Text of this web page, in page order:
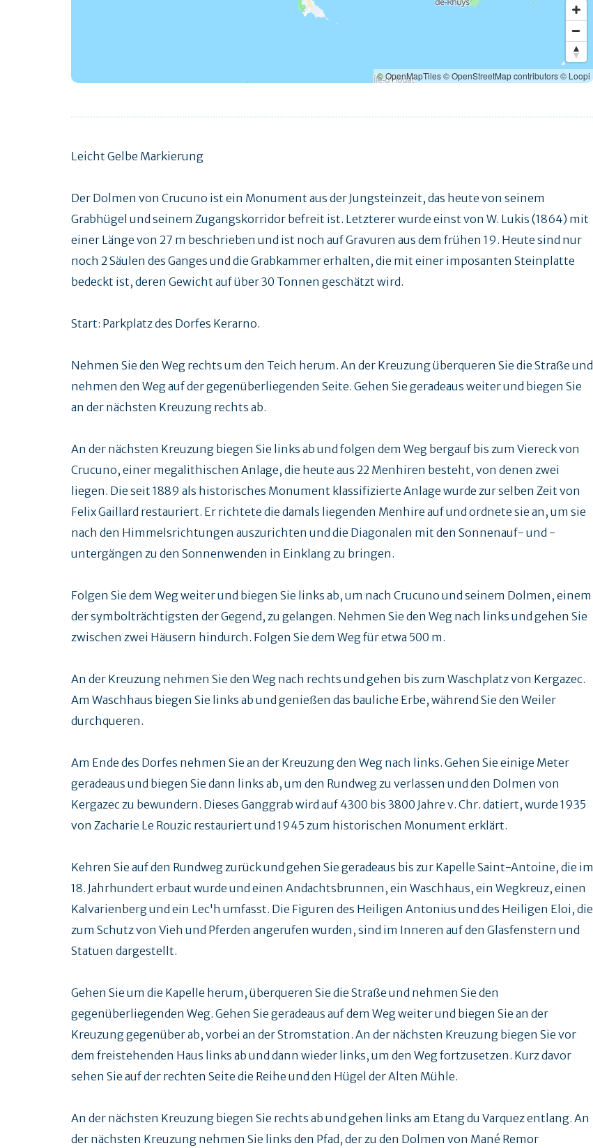
© OpenMapTiles© OpenStreetMap contributors© Loopi
Leicht Gelbe Markierung
Der Dolmen von Crucuno ist ein Monument aus der Jungsteinzeit, das heute von seinem
Grabhügel und seinem Zugangskorridor befreit ist. Letzterer wurde einst von W. Lukis (1864) mit
einer Länge von 27 m beschrieben und ist noch auf Gravuren aus dem frühen 19. Heute sind nur
noch 2 Säulen des Ganges und die Grabkammer erhalten, die mit einer imposanten Steinplatte
bedeckt ist, deren Gewicht auf über 30 Tonnen geschätzt wird.
Start: Parkplatz des Dorfes Kerarno.
Nehmen Sie den Weg rechts um den Teich herum. An der Kreuzung überqueren Sie die Straße und
nehmen den Weg auf der gegenüberliegenden Seite. Gehen Sie geradeaus weiter und biegen Sie
an der nächsten Kreuzung rechts ab.
An der nächsten Kreuzung biegen Sie links ab und folgen dem Weg bergauf bis zum Viereck von
Crucuno, einer megalithischen Anlage, die heute aus 22 Menhiren besteht, von denen zwei
liegen. Die seit 1889 als historisches Monument klassifizierte Anlage wurde zur selben Zeit von
Felix Gaillard restauriert. Er richtete die damals liegenden Menhire auf und ordnete sie an, um sie
nach den Himmelsrichtungen auszurichten und die Diagonalen mit den Sonnenauf- und -
untergängen zu den Sonnenwenden in Einklang zu bringen.
Folgen Sie dem Weg weiter und biegen Sie links ab, um nach Crucuno und seinem Dolmen, einem
der symbolträchtigsten der Gegend, zu gelangen. Nehmen Sie den Weg nach links und gehen Sie
zwischen zwei Häusern hindurch. Folgen Sie dem Weg für etwa 500 m.
An der Kreuzung nehmen Sie den Weg nach rechts und gehen bis zum Waschplatz von Kergazec.
Am Waschhaus biegen Sie links ab und genießen das bauliche Erbe, während Sie den Weiler
durchqueren.
Am Ende des Dorfes nehmen Sie an der Kreuzung den Weg nach links. Gehen Sie einige Meter
geradeaus und biegen Sie dann links ab, um den Rundweg zu verlassen und den Dolmen von
Kergazec zu bewundern. Dieses Ganggrab wird auf 4300 bis 3800 Jahre v. Chr. datiert, wurde 1935
von Zacharie Le Rouzic restauriert und 1945 zum historischen Monument erklärt.
Kehren Sie auf den Rundweg zurück und gehen Sie geradeaus bis zur Kapelle Saint-Antoine, die im
18. Jahrhundert erbaut wurde und einen Andachtsbrunnen, ein Waschhaus, ein Wegkreuz, einen
Kalvarienberg und ein Lec'h umfasst. Die Figuren des Heiligen Antonius und des Heiligen Eloi, die
zum Schutz von Vieh und Pferden angerufen wurden, sind im Inneren auf den Glasfenstern und
Statuen dargestellt.
Gehen Sie um die Kapelle herum, überqueren Sie die Straße und nehmen Sie den
gegenüberliegenden Weg. Gehen Sie geradeaus auf dem Weg weiter und biegen Sie an der
Kreuzung gegenüber ab, vorbei an der Stromstation. An der nächsten Kreuzung biegen Sie vor
dem freistehenden Haus links ab und dann wieder links, um den Weg fortzusetzen. Kurz davor
sehen Sie auf der rechten Seite die Reihe und den Hügel der Alten Mühle.
An der nächsten Kreuzung biegen Sie rechts ab und gehen links am Etang du Varquez entlang. An
der nächsten Kreuzung nehmen Sie links den Pfad, der zu den Dolmen von Mané Remor